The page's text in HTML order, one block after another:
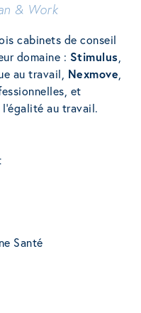
& Work
cabinets de conseil
domaine : Stimulus,
au travail, Nexmove,
et
au travail.
Santé